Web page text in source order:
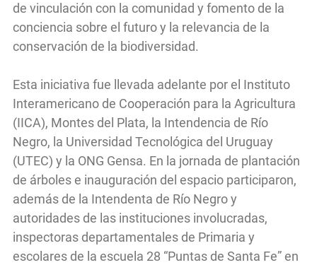
de vinculación con la comunidad y fomento de la
conciencia sobre el futuro y la relevancia de la
conservación de la biodiversidad.
Esta iniciativa fue llevada adelante por el Instituto
Interamericano de Cooperación para la Agricultura
(IICA), Montes del Plata, la Intendencia de Río
Negro, la Universidad Tecnológica del Uruguay
(UTEC) y la ONG Gensa. En la jornada de plantación
de árboles e inauguración del espacio participaron,
además de la Intendenta de Río Negro y
autoridades de las instituciones involucradas,
inspectoras departamentales de Primaria y
escolares de la escuela 28 “Puntas de Santa Fe” en